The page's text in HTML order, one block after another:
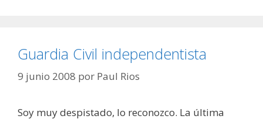
Guardia Civil independentista
9 junio 2008 por Paul Rios
Soy muy despistado, lo reconozco. La última